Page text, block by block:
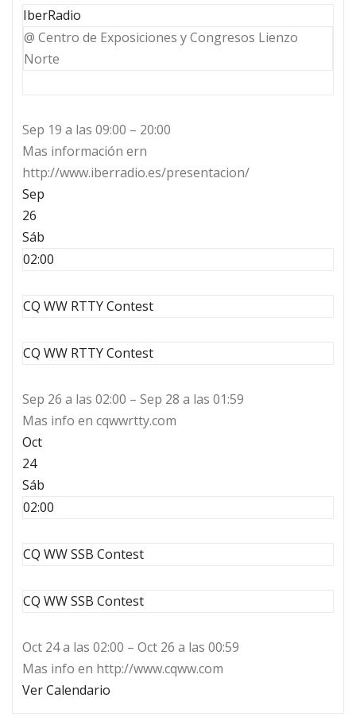
IberRadio
@ Centro de Exposiciones y Congresos Lienzo
Norte
Sep 19 a las 09:00 – 20:00
Mas información ern
http://www.iberradio.es/presentacion/
Sep
26
Sáb
02:00
CQ WW RTTY Contest
CQ WW RTTY Contest
Sep 26 a las 02:00 – Sep 28 a las 01:59
Mas info en cqwwrtty.com
Oct
24
Sáb
02:00
CQ WW SSB Contest
CQ WW SSB Contest
Oct 24 a las 02:00 – Oct 26 a las 00:59
Mas info en http://www.cqww.com
Ver Calendario